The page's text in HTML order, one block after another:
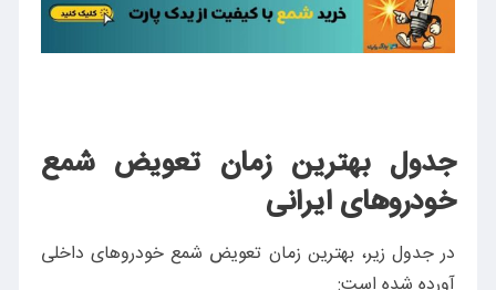
جدول بهترین زمان تعویض شمع
خودروهای ایرانی
در جدول زیر، بهترین زمان تعویض شمع خودروهای داخلی